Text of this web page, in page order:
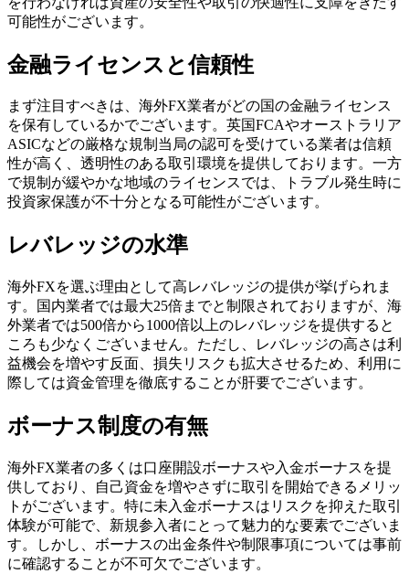
可能性がございます。
金融ライセンスと信頼性
まず注目すべきは、海外FX業者がどの国の金融ライセンス
を保有しているかでございます。英国FCAやオーストラリア
ASICなどの厳格な規制当局の認可を受けている業者は信頼
性が高く、透明性のある取引環境を提供しております。一方
で規制が緩やかな地域のライセンスでは、トラブル発生時に
投資家保護が不十分となる可能性がございます。
レバレッジの水準
海外FXを選ぶ理由として高レバレッジの提供が挙げられま
す。国内業者では最大25倍までと制限されておりますが、海
外業者では500倍から1000倍以上のレバレッジを提供すると
ころも少なくございません。ただし、レバレッジの高さは利
益機会を増やす反面、損失リスクも拡大させるため、利用に
際しては資金管理を徹底することが肝要でございます。
ボーナス制度の有無
海外FX業者の多くは口座開設ボーナスや入金ボーナスを提
供しており、自己資金を増やさずに取引を開始できるメリッ
トがございます。特に未入金ボーナスはリスクを抑えた取引
体験が可能で、新規参入者にとって魅力的な要素でございま
す。しかし、ボーナスの出金条件や制限事項については事前
に確認することが不可欠でございます。